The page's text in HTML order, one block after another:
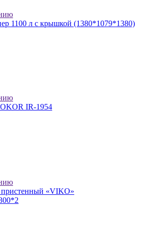
1100 л с крышкой (1380*1079*1380)
IR-1954
«VIKO»